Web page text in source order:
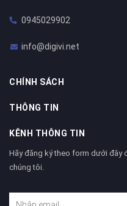
0945029902
info@digivi.net
CHÍNH SÁCH
THÔNG TIN
KÊNH THÔNG TIN
Hãy đăng ký theo form dưới đây
chúng tôi.